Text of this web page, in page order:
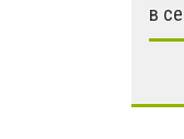
в